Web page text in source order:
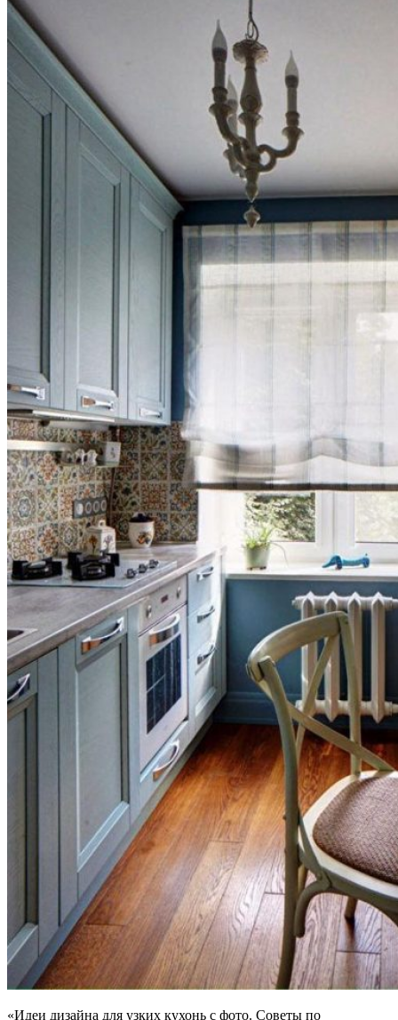
«Идеи дизайна для узких кухонь с фото. Советы по